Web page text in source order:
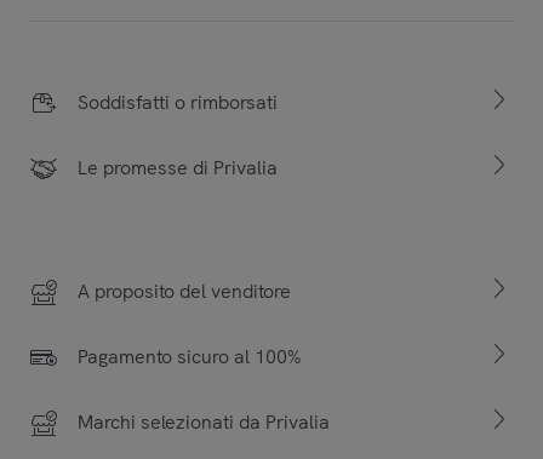
Soddisfatti o rimborsati
Le promesse di Privalia
A proposito del venditore
Pagamento sicuro al 100%
Marchi selezionati da Privalia